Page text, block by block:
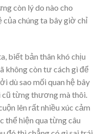
còn lý do nào cho
của chúng ta bây giờ chỉ
biết bản thân khó chịu
không còn tư cách gì để
dù sao mối quan hệ bây
từng thương mà thôi.
lên rất nhiều xúc cảm
thể hiện qua từng câu